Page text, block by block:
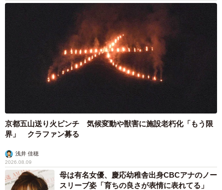
京都五山送り火ピンチ 気候変動や獣害に施設老朽化「もう限
界」 クラファン募る
浅井 佳穂
2026.08.09
母は有名女優、慶応幼稚舎出身CBCアナのノー
スリーブ姿「育ちの良さが表情に表れてる」